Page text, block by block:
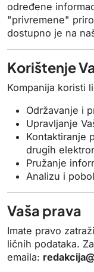
određene
"privremene"
dostupno je na
Korištenje
Kompanija koristi
Održavanje i
Upravljanje
Kontaktiranje
drugih
Pružanje
Analizu i
Vaša prava
Imate pravo
ličnih podataka.
emaila: redakcija